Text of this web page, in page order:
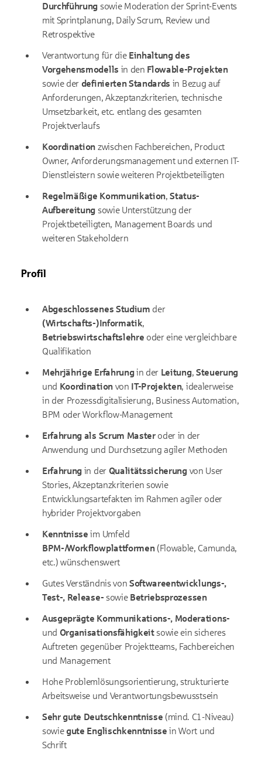
Durchführung sowie Moderation der Sprint-Events
mit Sprintplanung, Daily Scrum, Review und
Retrospektive
Verantwortung für die Einhaltung des
Vorgehensmodells in den Flowable-Projekten
sowie der definierten Standards in Bezug auf
Anforderungen, Akzeptanzkriterien, technische
Umsetzbarkeit, etc. entlang des gesamten
Projektverlaufs
Koordination zwischen Fachbereichen, Product
Owner, Anforderungsmanagement und externen IT-
Dienstleistern sowie weiteren Projektbeteiligten
Regelmäßige Kommunikation,Status-
Aufbereitung sowie Unterstützung der
Projektbeteiligten, Management Boards und
weiteren Stakeholdern
Profil
Abgeschlossenes Studium der
(Wirtschafts-)Informatik,
Betriebswirtschaftslehre oder eine vergleichbare
Qualifikation
Mehrjährige Erfahrungin der Leitung, Steuerung
und Koordination von IT-Projekten, idealerweise
in der Prozessdigitalisierung, Business Automation,
BPM oder Workflow-Management
Erfahrung als Scrum Masteroder in der
Anwendung und Durchsetzung agiler Methoden
Erfahrung in der Qualitätssicherung von User
Stories, Akzeptanzkriterien sowie
Entwicklungsartefakten im Rahmen agiler oder
hybrider Projektvorgaben
Kenntnisseim Umfeld
BPM-/Workflowplattformen(Flowable, Camunda,
etc.) wünschenswert
Gutes Verständnis von Softwareentwicklungs-,
Test-, Release- sowie Betriebsprozessen
Ausgeprägte Kommunikations-, Moderations-
und Organisationsfähigkeit sowie ein sicheres
Auftreten gegenüber Projektteams, Fachbereichen
und Management
Hohe Problemlösungsorientierung, strukturierte
Arbeitsweise und Verantwortungsbewusstsein
Sehr gute Deutschkenntnisse (mind. C1-Niveau)
sowiegute Englischkenntnisse in Wort und
Schrift